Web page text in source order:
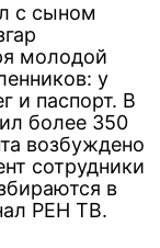
с сыном
молодой
у
и паспорт. В
более 350
возбуждено
сотрудники
в
РЕН ТВ.